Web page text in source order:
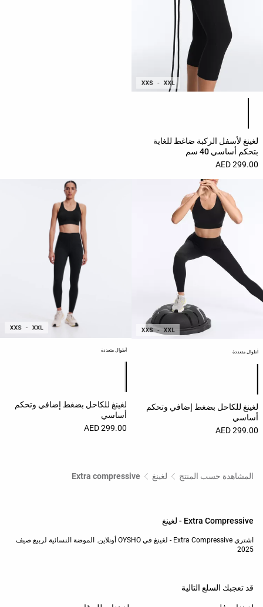
لغينغ لأسفل الركبة ضاغط للغاية
بتحكم أساسي 40 سم
299.00 AED
أطوال متعددة
قائمة ألوان المنتج
لغينغ للكاحل بضغط إضافي وتحكم
أساسي
299.00 AED
أطوال متعددة
لغينغ للكاحل بضغط إضافي وتحكم
أساسي
299.00 AED
المشاهدة حسب المنتج لغينغ Extra compressive
Extra Compressive - لغينغ
اشتري Extra Compressive - لغينغ في OYSHO أونلاين. الموضة النسائية لربيع صيف
2025
قد تعجبك السلع التالية